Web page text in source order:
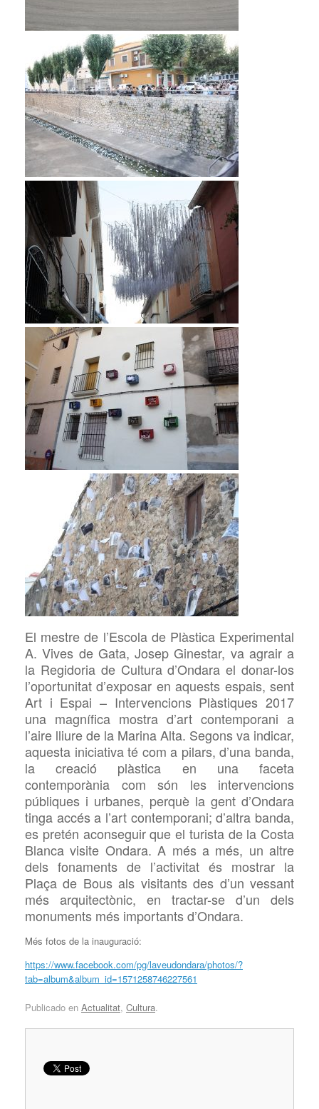
El mestre de l’Escola de Plàstica Experimental
A. Vives de Gata, Josep Ginestar, va agrair a
la Regidoria de Cultura d’Ondara el donar-los
l’oportunitat d’exposar en aquests espais, sent
Art i Espai – Intervencions Plàstiques 2017
una magnífica mostra d’art contemporani a
l’aire lliure de la Marina Alta. Segons va indicar,
aquesta iniciativa té com a pilars, d’una banda,
la creació plàstica en una faceta
contemporània com són les intervencions
públiques i urbanes, perquè la gent d’Ondara
tinga accés a l’art contemporani; d’altra banda,
es pretén aconseguir que el turista de la Costa
Blanca visite Ondara. A més a més, un altre
dels fonaments de l’activitat és mostrar la
Plaça de Bous als visitants des d’un vessant
més arquitectònic, en tractar-se d’un dels
monuments més importants d’Ondara.
Més fotos de la inauguració:
https://www.facebook.com/pg/laveudondara/photos/?
tab=album&album_id=1571258746227561
Publicado en Actualitat, Cultura.